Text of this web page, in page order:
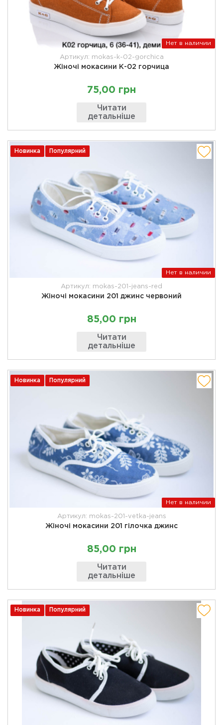
Нет в наличии
Артикул: mokas-k-02-gorchica
Жіночі мокасини К-02 горчица
75,00 грн
Читати
детальніше
Новинка Популярний
Нет в наличии
Артикул: mokas-201-jeans-red
Жіночі мокасини 201 джинс червоний
85,00 грн
Читати
детальніше
Новинка Популярний
Нет в наличии
Артикул: mokas-201-vetka-jeans
Жіночі мокасини 201 гілочка джинс
85,00 грн
Читати
детальніше
Новинка Популярний